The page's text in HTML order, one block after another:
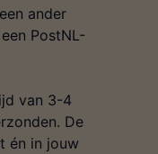
ander
PostNL-
van 3-4
De
én in jouw